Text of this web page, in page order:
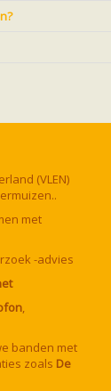
(VLEN)
met
-advies
,
banden met
zoals De